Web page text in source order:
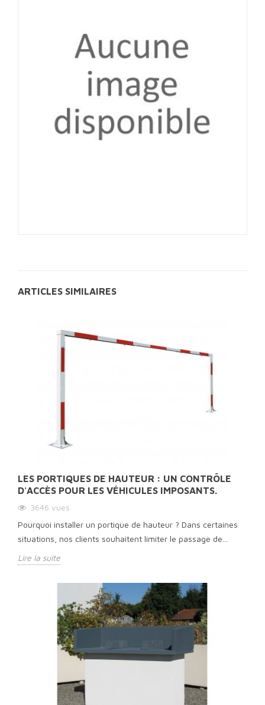
ARTICLES SIMILAIRES
LES PORTIQUES DE HAUTEUR : UN CONTRÔLE
D'ACCÈS POUR LES VÉHICULES IMPOSANTS.
3646 vues
Pourquoi installer un portique de hauteur ? Dans certaines
situations, nos clients souhaitent limiter le passage de...
Lire la suite